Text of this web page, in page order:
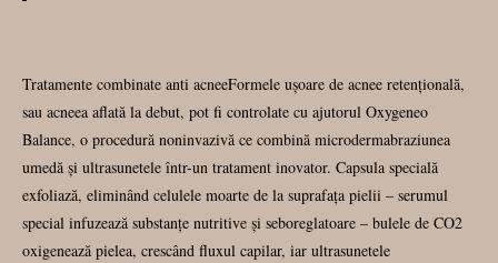
Tratamente combinate anti acneeFormele ușoare de acnee retențională,
sau acneea aflată la debut, pot fi controlate cu ajutorul Oxygeneo
Balance, o procedură noninvazivă ce combină microdermabraziunea
umedă și ultrasunetele într-un tratament inovator. Capsula specială
exfoliază, eliminând celulele moarte de la suprafața pielii – serumul
special infuzează substanțe nutritive și seboreglatoare – bulele de CO2
oxigenează pielea, crescând fluxul capilar, iar ultrasunetele